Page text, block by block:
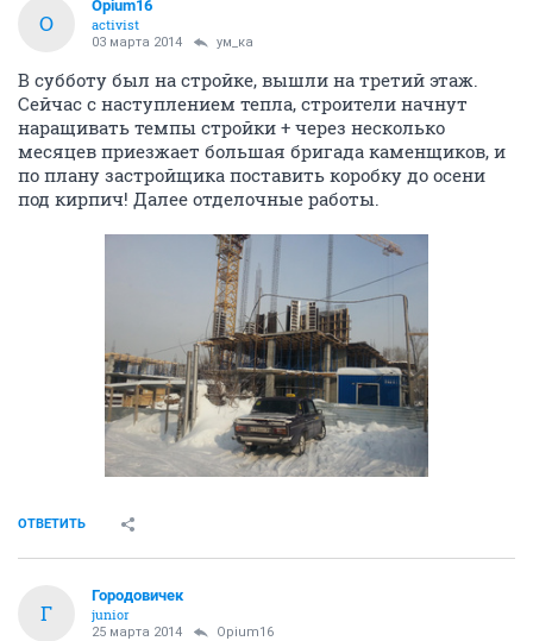
O
Opium16
activist
03 марта 2014 ум_ка
В субботу был на стройке, вышли на третий этаж.
Сейчас с наступлением тепла, строители начнут
наращивать темпы стройки + через несколько
месяцев приезжает большая бригада каменщиков, и
по плану застройщика поставить коробку до осени
под кирпич! Далее отделочные работы.
ОТВЕТИТЬ
Г
Городовичек
junior
25 марта 2014 Opium16